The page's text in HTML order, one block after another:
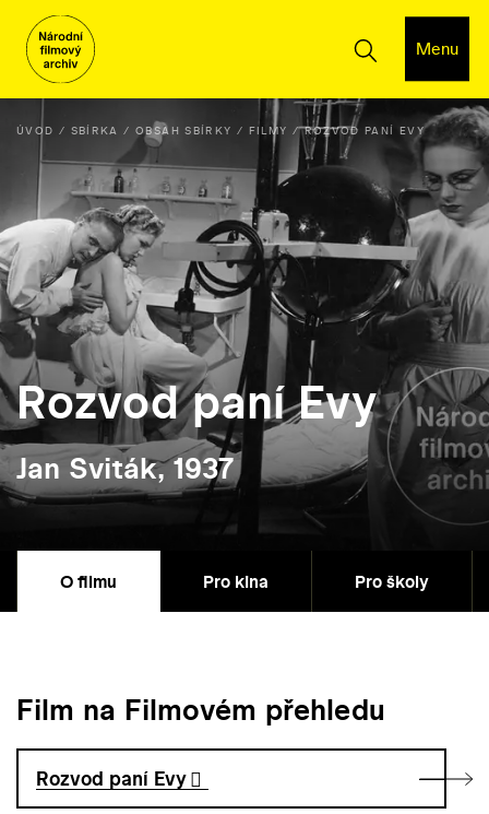
Menu
ÚVOD SBÍRKA OBSAH SBÍRKY FILMY ROZVOD PANÍ EVY
Rozvod paní Evy
Jan Sviták, 1937
O filmu Pro kina Pro školy
Film na Filmovém přehledu
Rozvod paní Evy